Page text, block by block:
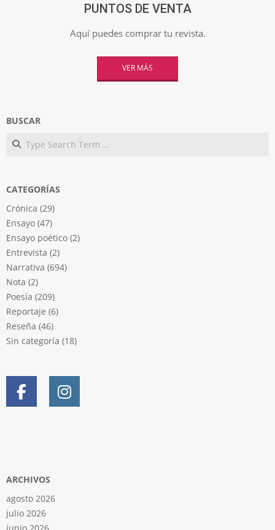
PUNTOS DE VENTA
Aquí puedes comprar tu revista.
VER MÁS
BUSCAR
Search
CATEGORÍAS
Crónica (29)
Ensayo (47)
Ensayo poético (2)
Entrevista (2)
Narrativa (694)
Nota (2)
Poesía (209)
Reportaje (6)
Reseña (46)
Sin categoría (18)
ARCHIVOS
agosto 2026
julio 2026
junio 2026